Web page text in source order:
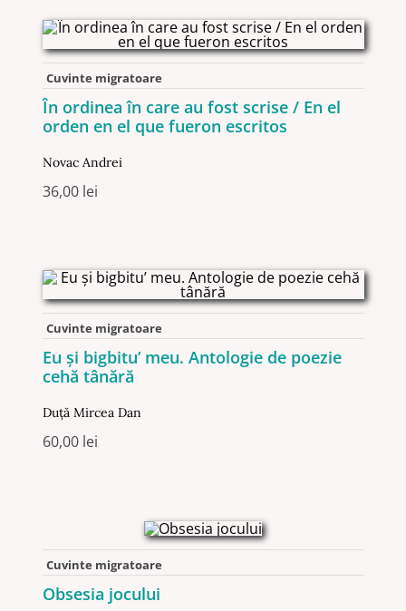
Cuvinte migratoare
În ordinea în care au fost scrise / En el
orden en el que fueron escritos
Novac Andrei
36,00 lei
Cuvinte migratoare
Eu și bigbitu’ meu. Antologie de poezie
cehă tânără
Duță Mircea Dan
60,00 lei
Cuvinte migratoare
Obsesia jocului